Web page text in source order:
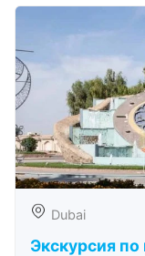
Dubai
Экскурсия